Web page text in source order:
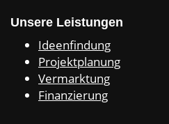
Unsere Leistungen
Ideenfindung
Projektplanung
Vermarktung
Finanzierung